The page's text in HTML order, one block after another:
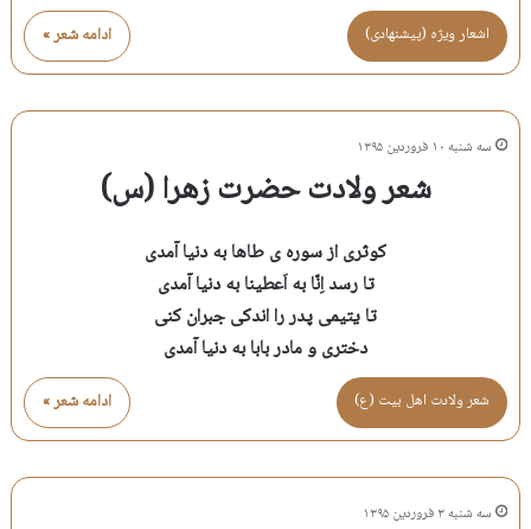
ادامه شعر » اشعار ویژه (پیشنهادی)
سه شنبه ۱۰ فروردین ۱۳۹۵
شعر ولادت حضرت زهرا (س)
کوثری از سوره ی طاها به دنیا آمدی
تا رسد اِنّا به اَعطینا به دنیا آمدی
تا یتیمی پدر را اندکی جبران کنی
دختری و مادر بابا به دنیا آمدی
ادامه شعر » شعر ولادت اهل بيت (ع)
سه شنبه ۳ فروردین ۱۳۹۵